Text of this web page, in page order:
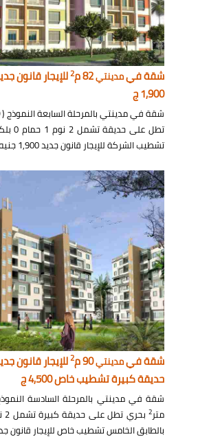
شقة فيمدينتي 2للإيجار قانون
1,900 ج
شقة في مدينتي بالمرحلة السابعة النموذج (
تطل
تشطيب الشركة للإيجار قانون جديد 1,900 جنيه
شقة فيمدينتي90 م 2للإيجار قانون
حديقة كبيرة تشطيب خاص 4,500 ج
شقة في مدينتي بالمرحلة السادسة
متر2
بالطابق الخامس تشطيب خاص للإيجار قانون جديد 4,500